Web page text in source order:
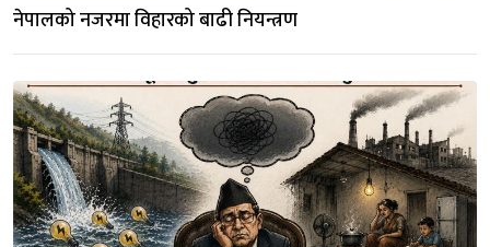
नेपालको नजरमा विहारको बाढी नियन्त्रण